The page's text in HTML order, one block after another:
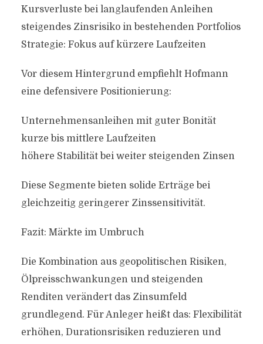
Kursverluste bei langlaufenden Anleihen
steigendes Zinsrisiko in bestehenden Portfolios
Strategie: Fokus auf kürzere Laufzeiten
Vor diesem Hintergrund empfiehlt Hofmann
eine defensivere Positionierung:
Unternehmensanleihen mit guter Bonität
kurze bis mittlere Laufzeiten
höhere Stabilität bei weiter steigenden Zinsen
Diese Segmente bieten solide Erträge bei
gleichzeitig geringerer Zinssensitivität.
Fazit: Märkte im Umbruch
Die Kombination aus geopolitischen Risiken,
Ölpreisschwankungen und steigenden
Renditen verändert das Zinsumfeld
grundlegend. Für Anleger heißt das: Flexibilität
erhöhen, Durationsrisiken reduzieren und